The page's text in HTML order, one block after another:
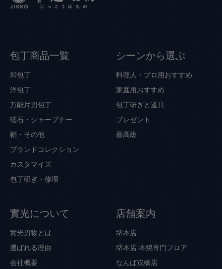
包丁商品一覧
和包丁
洋包丁
万能片刃包丁
砥石・シャープナー
鞘・その他
ブランドコレクション
カスタマイズ
包丁研ぎ・修理
シーンから選ぶ
料理人・プロ用おすすめ
家庭用おすすめ
包丁研ぎと道具
プレゼント
最高級
實光について
實光刃物とは
選ばれる理由
会社概要
店舗案内
堺本店
堺本店 本焼専門フロア
なんば戎橋店